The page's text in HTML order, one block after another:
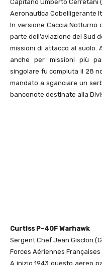
Capitano Umberto Cerretani
Aeronautica Cobelligerante
In versione Caccia Notturno
parte dell’aviazione del Sud
missioni di attacco al suolo.
anche per missioni più
singolare fu compiuta il 28
mandato a sganciare un
banconote destinate alla
Curtiss P-40F Warhawk
Sergent Chef Jean Gisclon
Forces Aériennes Françaises
A inizio 1943 questo aereo